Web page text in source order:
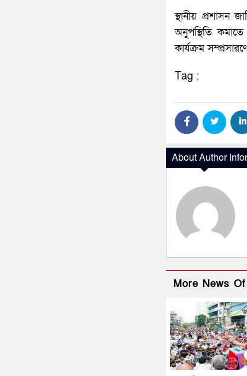
স্থানীয় প্রশাসন
অনুপস্থিতি
কার্যক্রম
Tag :
About Author
More News